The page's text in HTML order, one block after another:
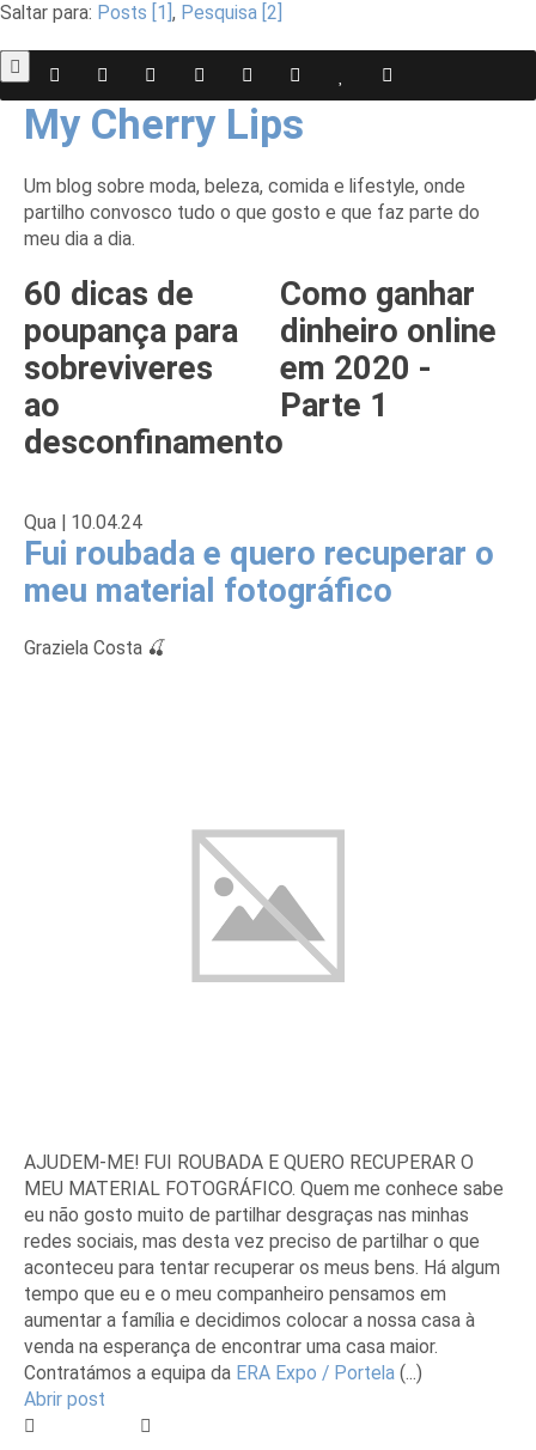
Saltar para: Posts [1] , Pesquisa [2]
My Cherry Lips
Um blog sobre moda, beleza, comida e lifestyle, onde
partilho convosco tudo o que gosto e que faz parte do
meu dia a dia.
60 dicas de
poupança para
sobreviveres
ao
desconfinamento
Como ganhar
dinheiro online
em 2020 -
Parte 1
Qua | 10.04.24
Fui roubada e quero recuperar o
meu material fotográfico
Graziela Costa 🍒
AJUDEM-ME! FUI ROUBADA E QUERO RECUPERAR O
MEU MATERIAL FOTOGRÁFICO. Quem me conhece sabe
eu não gosto muito de partilhar desgraças nas minhas
redes sociais, mas desta vez preciso de partilhar o que
aconteceu para tentar recuperar os meus bens. Há algum
tempo que eu e o meu companheiro pensamos em
aumentar a família e decidimos colocar a nossa casa à
venda na esperança de encontrar uma casa maior.
Contratámos a equipa da ERA Expo / Portela(...)
Abrir post